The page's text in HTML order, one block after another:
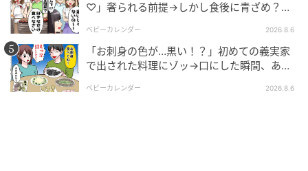
エキサイトニュース
あまりに都合のいい提案にさすがのもちこも…!?
♡」奢られる前提→しかし食後に青ざめ？通
ベビーカレンダー 2026.8.6
「お刺身の色が…黒い！？」初めての義実家
で出された料理にゾッ→口にした瞬間、あ
ベビーカレンダー 2026.8.6